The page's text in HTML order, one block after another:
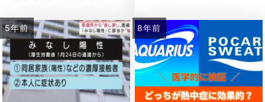
5年前 8年前